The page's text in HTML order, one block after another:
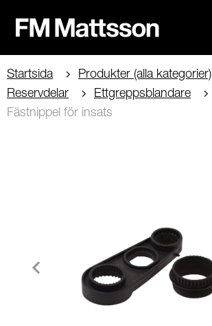
Startsida
Produkter (alla kategorier)
Reservdelar
Ettgreppsblandare
Fästnippel för insats